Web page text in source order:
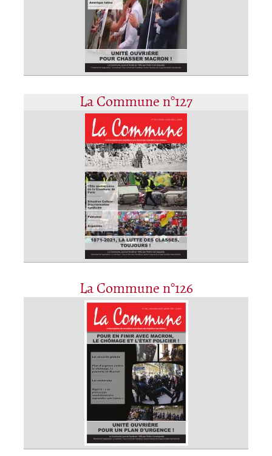
La Commune n°127
La Commune n°126